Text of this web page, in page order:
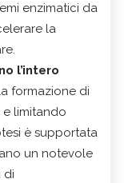
enzimatici da
la
l’intero
formazione di
limitando
è supportata
un notevole
di